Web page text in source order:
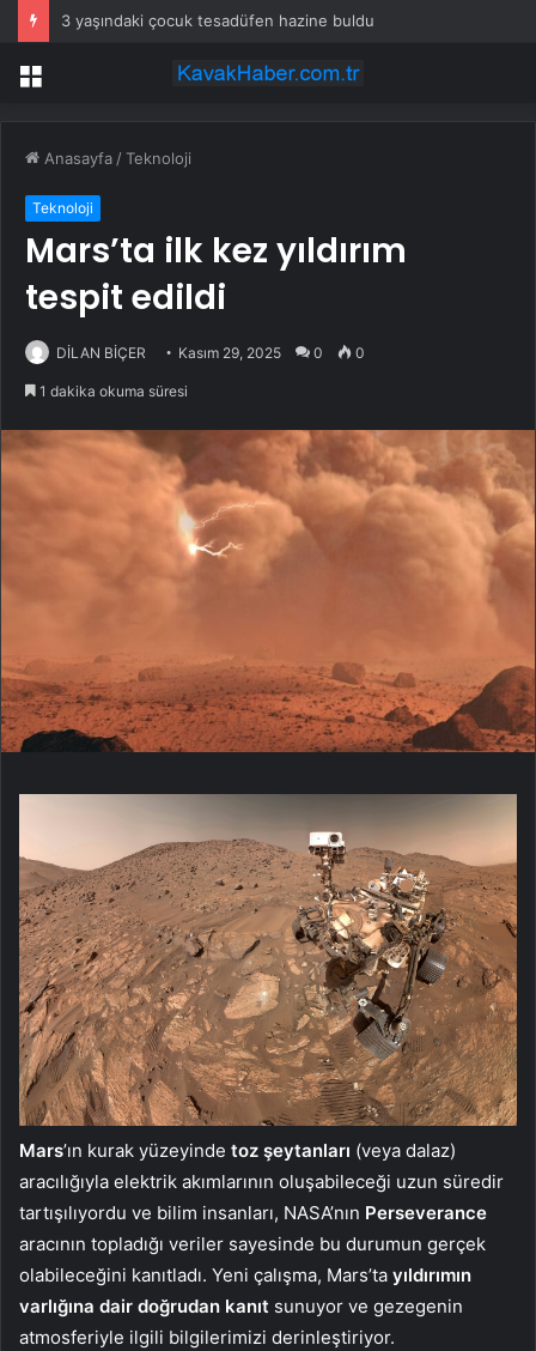
Menü
Anasayfa /Teknoloji
Teknoloji
Mars’ta ilk kez yıldırım
tespit edildi
DİLAN BİÇER Kasım 29, 2025 0 0
1 dakika okuma süresi
Mars’ın kurak yüzeyinde toz şeytanları (veya dalaz)
aracılığıyla elektrik akımlarının oluşabileceği uzun süredir
tartışılıyordu ve bilim insanları, NASA’nın Perseverance
aracının topladığı veriler sayesinde bu durumun gerçek
olabileceğini kanıtladı. Yeni çalışma, Mars’ta yıldırımın
varlığına dair doğrudan kanıt sunuyor ve gezegenin
atmosferiyle ilgili bilgilerimizi derinleştiriyor.